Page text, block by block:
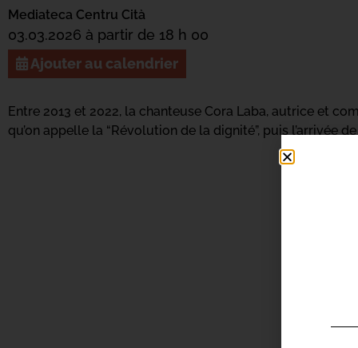
Mediateca Centru Cità
03.03.2026 à partir de 18 h 00
Ajouter au calendrier
Entre 2013 et 2022, la chanteuse Cora Laba, autrice et
qu’on appelle la “Révolution de la dignité”, puis l’arrivée